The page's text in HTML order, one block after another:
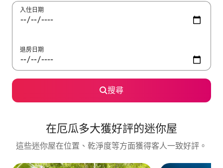
入住日期
退房日期
搜尋
在厄瓜多大獲好評的迷你屋
這些迷你屋在位置、乾淨度等方面獲得客人一致好評。